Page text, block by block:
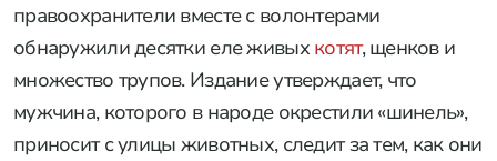
правоохранители вместе с волонтерами
обнаружили десятки еле живых котят, щенков и
множество трупов. Издание утверждает, что
мужчина, которого в народе окрестили «шинель»,
приносит с улицы животных, следит за тем, как они